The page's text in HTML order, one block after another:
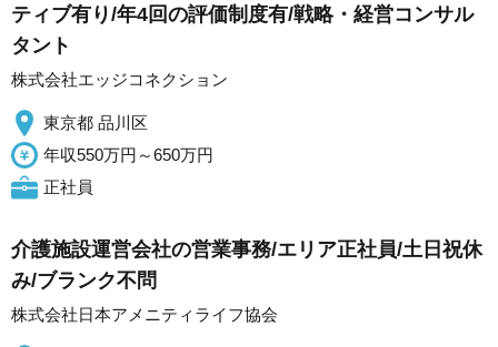
ティブ有り/年4回の評価制度有/戦略・経営コンサル
タント
株式会社エッジコネクション
東京都 品川区
年収550万円～650万円
正社員
介護施設運営会社の営業事務/エリア正社員/土日祝休
み/ブランク不問
株式会社日本アメニティライフ協会